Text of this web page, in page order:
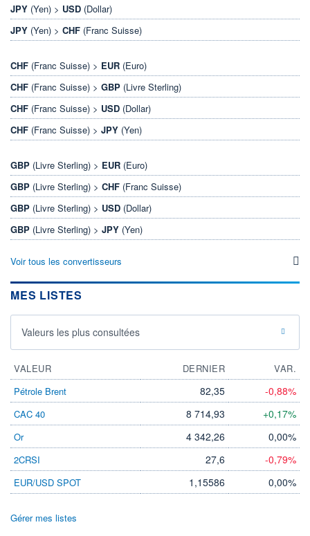
JPY (Yen) > USD (Dollar)
JPY (Yen) > CHF (Franc Suisse)
CHF (Franc Suisse) > EUR (Euro)
CHF (Franc Suisse) > GBP (Livre Sterling)
CHF (Franc Suisse) > USD (Dollar)
CHF (Franc Suisse) > JPY (Yen)
GBP (Livre Sterling) > EUR (Euro)
GBP (Livre Sterling) > CHF (Franc Suisse)
GBP (Livre Sterling) > USD (Dollar)
GBP (Livre Sterling) > JPY (Yen)
Voir tous les convertisseurs
MES LISTES
Valeurs les plus consultées
VALEUR DERNIER
VAR.
Pétrole Brent
82,35 -0,88%
CAC 40 8 714,93 +0,17%
Or 4 342,26 0,00%
2CRSI 27,6 -0,79%
EUR/USD SPOT 1,15586 0,00%
Gérer mes listes